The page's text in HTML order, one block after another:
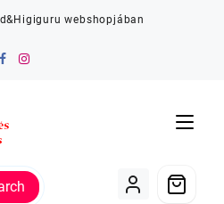
webshopjában